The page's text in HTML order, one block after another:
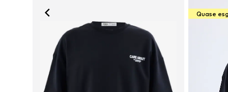
Quase